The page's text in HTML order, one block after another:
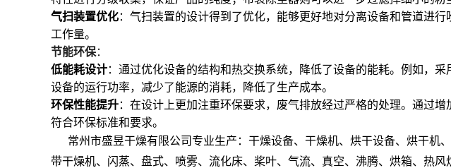
气扫装置优化：气扫装置的设计得到了优化，能够更好地对分离设备和管道进
工作量。
节能环保：
低能耗设计：通过优化设备的结构和热交换系统，降低了设备的能耗。例如，
设备的运行功率，减少了能源的消耗，降低了生产成本。
环保性能提升：在设计上更加注重环保要求，废气排放经过严格的处理。通过
符合环保标准和要求。
常州市盛昱干燥有限公司专业生产：干燥设备、干燥机、烘干设备、烘干机
带干燥机、闪蒸、盘式、喷雾、流化床、桨叶、气流、真空、沸腾、烘箱、热